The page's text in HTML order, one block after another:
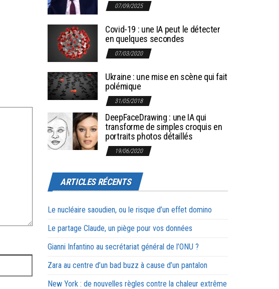
07/09/2025
Covid-19 : une IA peut le détecter
en quelques secondes
07/03/2020
Ukraine : une mise en scène qui fait
polémique
31/05/2018
DeepFaceDrawing : une IA qui
transforme de simples croquis en
portraits photos détaillés
19/06/2020
ARTICLES RÉCENTS
Le nucléaire saoudien, ou le risque d’un effet domino
Le partage Claude, un piège pour vos données
Gianni Infantino au secrétariat général de l’ONU ?
Zara au centre d’un bad buzz à cause d’un pantalon
New York : de nouvelles règles contre la chaleur extrême